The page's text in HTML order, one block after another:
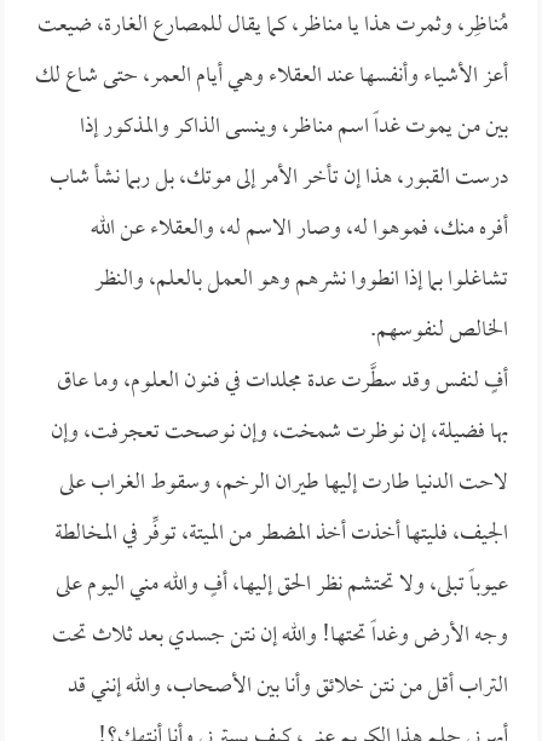
مُناظِر، وثمرت هذا يا مناظر، كما يقال للمصارع الغارة، ضيعت
أعز الأشياء وأنفسها عند العقلاء وهي أيام العمر، حتى شاع لك
بين من يموت غداً اسم مناظر، وينسى الذاكر والمذكور إذا
درست القبور، هذا إن تأخر الأمر إلى موتك، بل ربما نشأ شاب
أفره منك، فموهوا له، وصار الاسم له، والعقلاء عن الله
تشاغلوا بما إذا انطووا نشرهم وهو العمل بالعلم، والنظر
الخالص لنفوسهم.
أفٍ لنفس وقد سطَّرت عدة مجلدات في فنون العلوم، وما عاق
بها فضيلة، إن نوظرت شمخت، وإن نوصحت تعجرفت، وإن
لاحت الدنيا طارت إليها طيران الرخم، وسقوط الغراب على
الجيف، فليتها أخذت أخذ المضطر من الميتة، توفِّر في المخالطة
عيوباً تبلى، ولا تحتشم نظر الحق إليها، أفٍ والله مني اليوم على
وجه الأرض وغداً تحتها! والله إن نتن جسدي بعد ثلاث تحت
التراب أقل من نتن خلائق وأنا بين الأصحاب، والله إنني قد